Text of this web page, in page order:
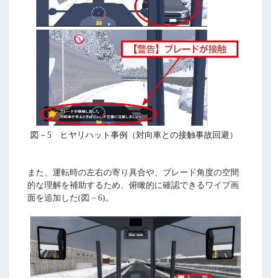
図－5 ヒヤリハット事例（対向車との接触事故回避）
また、運転時の左右の寄り具合や、ブレード角度の空間
的な理解を補助するため、俯瞰的に確認できるワイプ画
面を追加した(図－6)。